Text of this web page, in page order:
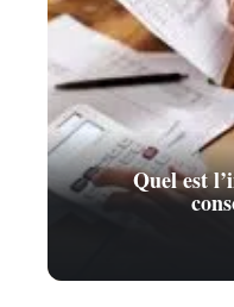
Quel est